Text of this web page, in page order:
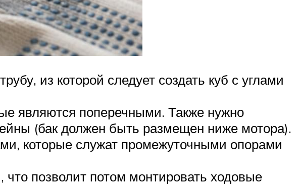
из которой следует создать куб с углами
являются поперечными. Также нужно
(бак должен быть размещен ниже мотора).
которые служат промежуточными опорами
позволит потом монтировать ходовые